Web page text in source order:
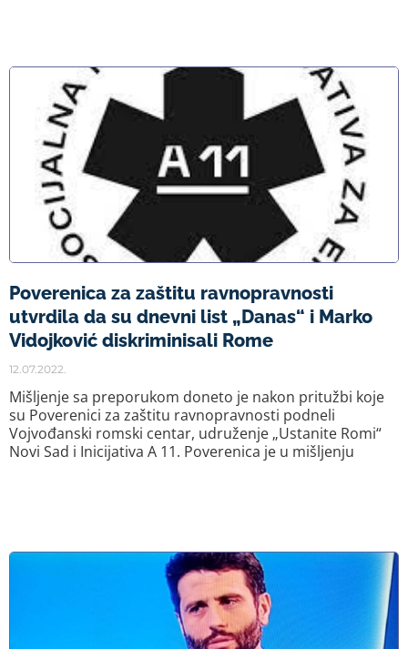
Poverenica za zaštitu ravnopravnosti
utvrdila da su dnevni list „Danas“ i Marko
Vidojković diskriminisali Rome
12.07.2022.
Mišljenje sa preporukom doneto je nakon pritužbi koje
su Poverenici za zaštitu ravnopravnosti podneli
Vojvođanski romski centar, udruženje „Ustanite Romi“
Novi Sad i Inicijativa A 11. Poverenica je u mišljenju